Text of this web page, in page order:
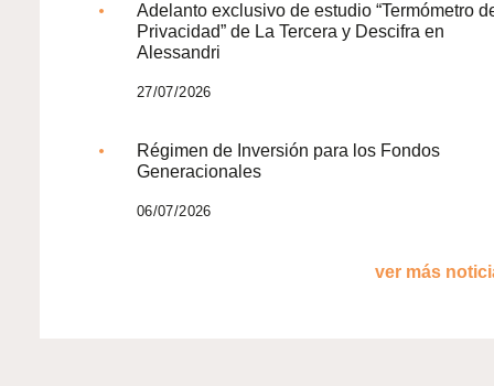
Adelanto exclusivo de estudio “Termómetro
Privacidad” de La Tercera y Descifra en
Alessandri
27/07/2026
Régimen de Inversión para los Fondos
Generacionales
06/07/2026
ver más